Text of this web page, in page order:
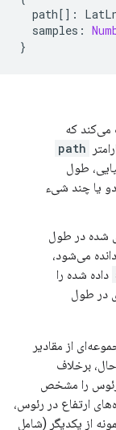
path [] :
samples :
}
می‌کند که
path
طول
دو یا چند شیء
شده در طول
می‌شود،
داده شده را
در طول
از مقادیر
برخلاف
رئوس را مشخص
ارتفاع در رئوس،
از یکدیگر (شامل